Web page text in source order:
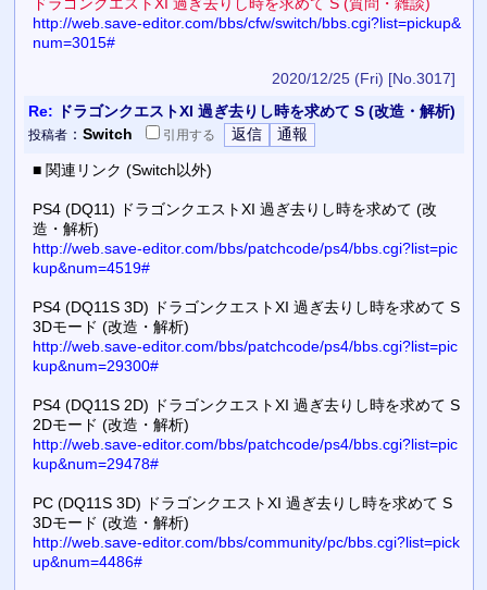
http://web.save-editor.com/bbs/cfw/switch/bbs.cgi?list=pickup&
num=3015#
2020/12/25 (Fri) [No.3017]
Re: ドラゴンクエストXI 過ぎ去りし時を求めて S (改造・解析)
投稿者： Switch 引用する
■ 関連リンク (Switch以外)
PS4 (DQ11) ドラゴンクエストXI 過ぎ去りし時を求めて (改
造・解析)
http://web.save-editor.com/bbs/patchcode/ps4/bbs.cgi?list=pic
kup&num=4519#
PS4 (DQ11S 3D) ドラゴンクエストXI 過ぎ去りし時を求めて S
3Dモード (改造・解析)
http://web.save-editor.com/bbs/patchcode/ps4/bbs.cgi?list=pic
kup&num=29300#
PS4 (DQ11S 2D) ドラゴンクエストXI 過ぎ去りし時を求めて S
2Dモード (改造・解析)
http://web.save-editor.com/bbs/patchcode/ps4/bbs.cgi?list=pic
kup&num=29478#
PC (DQ11S 3D) ドラゴンクエストXI 過ぎ去りし時を求めて S
3Dモード (改造・解析)
http://web.save-editor.com/bbs/community/pc/bbs.cgi?list=pick
up&num=4486#